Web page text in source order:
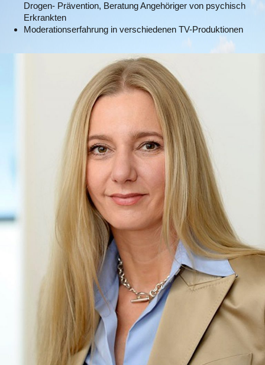
Drogen- Prävention, Beratung Angehöriger von psychisch
Erkrankten
Moderationserfahrung in verschiedenen TV-Produktionen